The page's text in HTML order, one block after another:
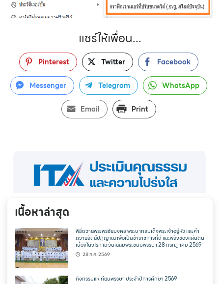
แชร์ให้เพื่อน...
Pinterest Twitter Facebook
Messenger Telegram WhatsApp
Email Print
เนื้อหาล่าสุด
พิธีถวายพระพรชัยมงคล พระบาทสมเด็จพระเจ้าอยู่หัว และคำ
ถวายสัตย์ปฏิญาณ เพื่อเป็นข้าราชการที่ดี และพลังของแผ่นดิน
เนื่องในวโรกาส วันเฉลิมพระชนมพรรษา 28 กรกฎาคม 2569
28 ก.ค. 2569
กิจกรรมแห่เทียนพรรษา ประจำปีการศึกษา 2569